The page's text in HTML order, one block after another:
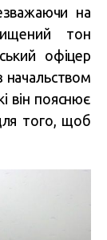
на
тон
офіцер
начальством
він пояснює
того, щоб